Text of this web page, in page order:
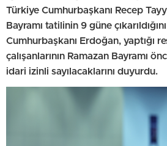
Türkiye Cumhurbaşkanı Recep
Bayramı tatilinin 9 güne
Cumhurbaşkanı Erdoğan, yaptığı
çalışanlarının Ramazan Bayramı
idari izinli sayılacaklarını duyurdu.